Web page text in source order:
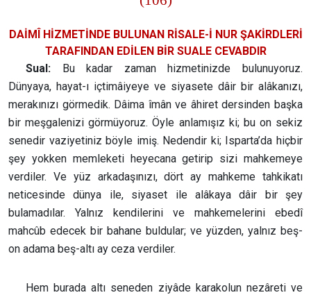
DAİMÎ HİZMETİNDE BULUNAN RİSALE-İ NUR ŞAKİRDLERİ
TARAFINDAN EDİLEN BİR SUALE CEVABDIR
Sual: Bu kadar zaman hizmetinizde bulunuyoruz.
Dünyaya, hayat-ı içtimâiyeye ve siyasete dâir bir alâkanızı,
merakınızı görmedik. Dâima îmân ve âhiret dersinden başka
bir meşgalenizi görmüyoruz. Öyle anlamışız ki; bu on sekiz
senedir vaziyetiniz böyle imiş. Nedendir ki; Isparta’da hiçbir
şey yokken memleketi heyecana getirip sizi mahkemeye
verdiler. Ve yüz arkadaşınızı, dört ay mahkeme tahkikatı
neticesinde dünya ile, siyaset ile alâkaya dâir bir şey
bulamadılar. Yalnız kendilerini ve mahkemelerini ebedî
mahcûb edecek bir bahane buldular; ve yüzden, yalnız beş-
on adama beş-altı ay ceza verdiler.
Hem burada altı seneden ziyâde karakolun nezâreti ve